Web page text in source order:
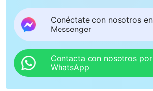
Conéctate con nosotros en
Messenger
Contacta con nosotros por
WhatsApp